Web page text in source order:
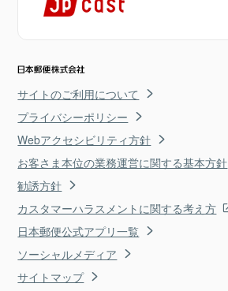
サイトのご利用について
プライバシーポリシー
Webアクセシビリティ方針
お客さま本位の業務運営に関する基本方針
勧誘方針
カスタマーハラスメントに関する考え方
日本郵便公式アプリ一覧
ソーシャルメディア
サイトマップ